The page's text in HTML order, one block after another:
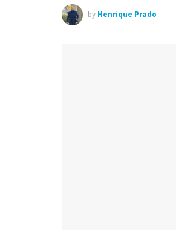
by Henrique Prado